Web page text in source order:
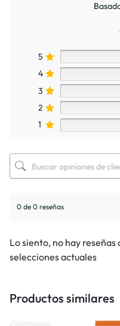
5
4
3
2
1
0 de 0 reseñas
Lo siento, no hay reseñas
selecciones actuales
Productos similares